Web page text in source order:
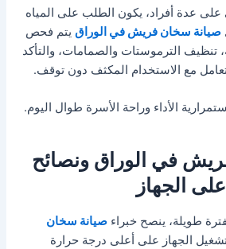
على عدة أفراد، يكون الطلب على المياه
صيانة سخان فريش في الوراق يتم فحص
تنظيف الترموستات والصمامات، والتأكد
مع الاستخدام المكثف دون توقف.
الأداء وراحة الأسرة طوال اليوم.
في الوراق ونصائح
الجهاز
طويلة، ينصح خبراءصيانة سخان
الجهاز على أعلى درجة حرارة